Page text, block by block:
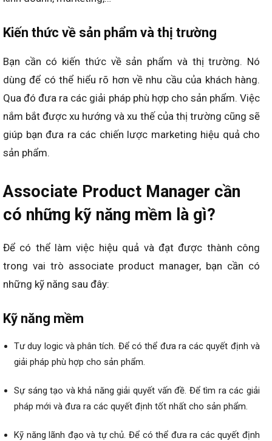
Kiến thức về sản phẩm và thị trường
Bạn cần có kiến thức về sản phẩm và thị trường. Nó
dùng để có thể hiểu rõ hơn về nhu cầu của khách hàng.
Qua đó đưa ra các giải pháp phù hợp cho sản phẩm. Việc
nắm bắt được xu hướng và xu thế của thị trường cũng sẽ
giúp bạn đưa ra các chiến lược marketing hiệu quả cho
sản phẩm.
Associate Product Manager cần
có những kỹ năng mềm là gì?
Để có thể làm việc hiệu quả và đạt được thành công
trong vai trò associate product manager, bạn cần có
những kỹ năng sau đây:
Kỹ năng mềm
Tư duy logic và phân tích. Để có thể đưa ra các quyết định và
giải pháp phù hợp cho sản phẩm.
Sự sáng tạo và khả năng giải quyết vấn đề. Để tìm ra các giải
pháp mới và đưa ra các quyết định tốt nhất cho sản phẩm.
Kỹ năng lãnh đạo và tự chủ. Để có thể đưa ra các quyết định